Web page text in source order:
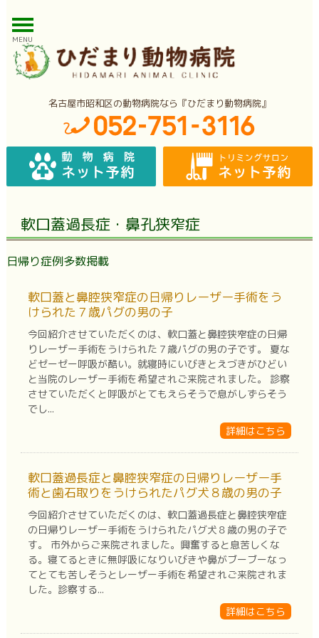
MENU
名古屋市昭和区の動物病院なら『ひだまり動物病院』
軟口蓋過長症・鼻孔狭窄症
日帰り症例多数掲載
軟口蓋と鼻腔狭窄症の日帰りレーザー手術をう
けられた７歳パグの男の子
今回紹介させていただくのは、軟口蓋と鼻腔狭窄症の日帰
りレーザー手術をうけられた７歳パグの男の子です。 夏な
どゼーゼー呼吸が酷い。就寝時にいびきとえづきがひどい
と当院のレーザー手術を希望されご来院されました。 診察
させていただくと呼吸がとてもえらそうで息がしずらそう
でし...
詳細はこちら
軟口蓋過長症と鼻腔狭窄症の日帰りレーザー手
術と歯石取りをうけられたパグ犬８歳の男の子
今回紹介させていただくのは、軟口蓋過長症と鼻腔狭窄症
の日帰りレーザー手術をうけられたパグ犬８歳の男の子で
す。 市外からご来院されました。興奮すると息苦しくな
る。寝てるときに無呼吸になりいびきや鼻がブーブーなっ
てとても苦しそうとレーザー手術を希望されご来院されま
した。診察する...
詳細はこちら